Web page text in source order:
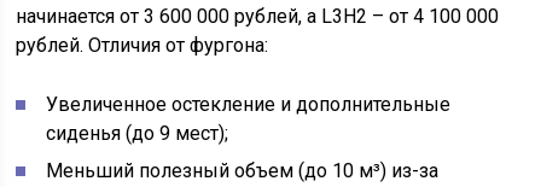
начинается от 3 600 000 рублей, а L3H2 – от 4 100 000
рублей. Отличия от фургона:
Увеличенное остекление и дополнительные
сиденья (до 9 мест);
Меньший полезный объем (до 10 м³) из-за